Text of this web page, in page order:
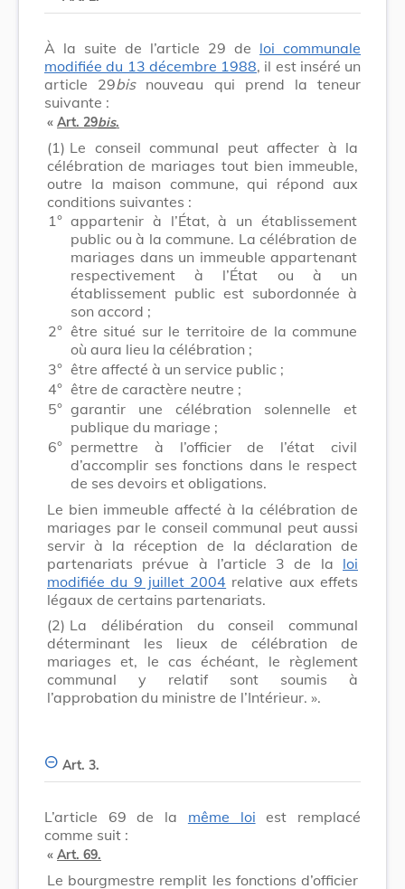
À la suite de l’article 29 de loi communale
modifiée du 13 décembre 1988, il est inséré un
article 29bisnouveau qui prend la teneur
suivante :
« Art. 29bis.
(1) Le conseil communal peut affecter à la
célébration de mariages tout bien immeuble,
outre la maison commune, qui répond aux
conditions suivantes :
1° appartenir à l’État, à un établissement
public ou à la commune. La célébration de
mariages dans un immeuble appartenant
respectivement à l’État ou à un
établissement public est subordonnée à
son accord ;
2° être situé sur le territoire de la commune
où aura lieu la célébration ;
3° être affecté à un service public ;
4° être de caractère neutre ;
5° garantir une célébration solennelle et
publique du mariage ;
6° permettre à l’officier de l’état civil
d’accomplir ses fonctions dans le respect
de ses devoirs et obligations.
Le bien immeuble affecté à la célébration de
mariages par le conseil communal peut aussi
servir à la réception de la déclaration de
partenariats prévue à l’article 3 de la loi
modifiée du 9 juillet 2004 relative aux effets
légaux de certains partenariats.
(2) La délibération du conseil communal
déterminant les lieux de célébration de
mariages et, le cas échéant, le règlement
communal y relatif sont soumis à
l’approbation du ministre de l’Intérieur. ».
Art. 3.
L’article 69 de la même loi est remplacé
comme suit :
« Art. 69.
Le bourgmestre remplit les fonctions d’officier